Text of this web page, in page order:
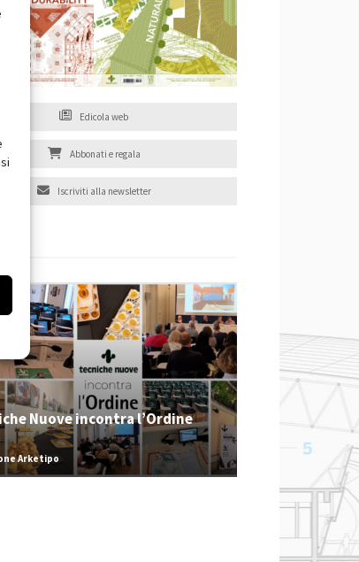
Edicola web
Abbonati e regala
Iscriviti alla newsletter
Nuove incontra l’Ordine
Arketipo